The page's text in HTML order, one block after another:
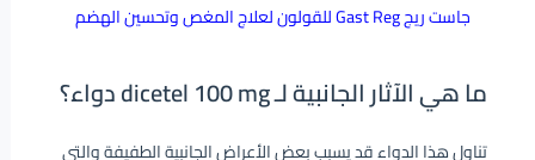
جاست ريج Gast Reg للقولون لعلاج المغص وتحسين الهضم
ما هي الآثار الجانبية لـ dicetel 100 mg دواء؟
تناول هذا الدواء قد يسبب بعض الأعراض الجانبية الطفيفة والتي